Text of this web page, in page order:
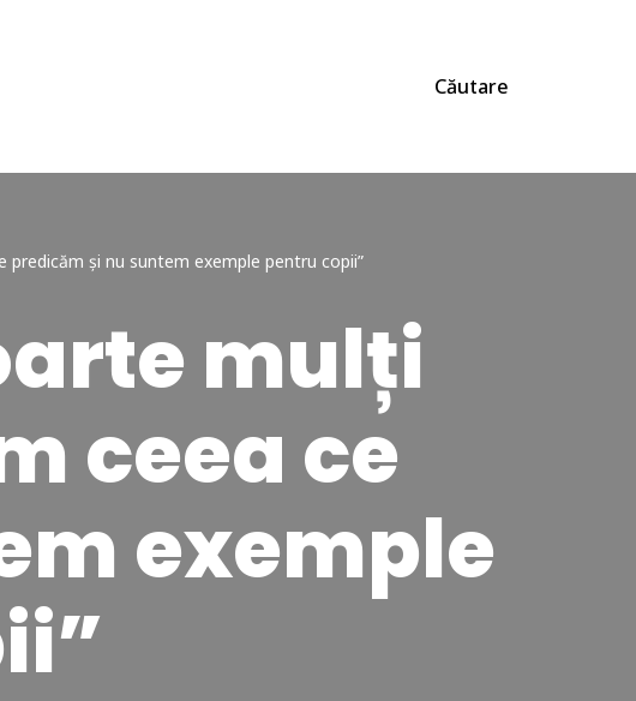
Căutare
și nu suntem exemple pentru copii”
mulți
ceea ce
exemple